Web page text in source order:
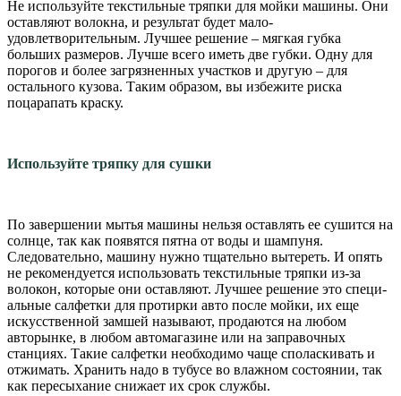
Не используйте текстиль­ные тряпки для мойки ма­шины. Они
оставляют волок­на, и результат будет мало­
удовлетворительным. Луч­шее решение – мягкая губ­ка
больших размеров. Луч­ше всего иметь две губки. Одну для
порогов и более за­грязненных участков и дру­гую – для
остального кузова. Таким образом, вы избежите риска
поцарапать краску.
Используйте тряпку для сушки
По завершении мытья ма­шины нельзя оставлять ее сушится на
солнце, так как появятся пятна от воды и шампуня.
Следовательно, машину нужно тщательно вытереть. И опять
не реко­мендуется использовать тек­стильные тряпки из-за
воло­кон, которые они оставляют. Лучшее решение это специ­
альные салфетки для про­тирки авто после мойки, их еще
искусственной замшей называют, продаются на лю­бом
авторынке, в любом ав­томагазине или на запра­вочных
станциях. Такие сал­фетки необходимо чаще споласкивать и
отжимать. Хра­нить надо в тубусе во влаж­ном состоянии, так
как пе­ресыхание снижает их срок службы.